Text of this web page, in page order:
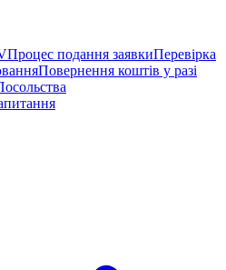
Процес подання заявкиПеревірка
Повернення коштів у разі